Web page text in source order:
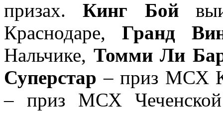
призах.Кинг Бой
Краснодаре, Гранд
Нальчике, Томми Ли
Суперстар – приз МСХ
– приз МСХ